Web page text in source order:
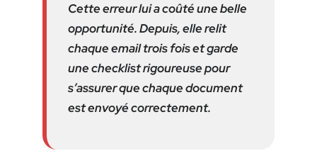
Cette erreur lui a coûté une belle
opportunité. Depuis, elle relit
chaque email trois fois et garde
une checklist rigoureuse pour
s’assurer que chaque document
est envoyé correctement.